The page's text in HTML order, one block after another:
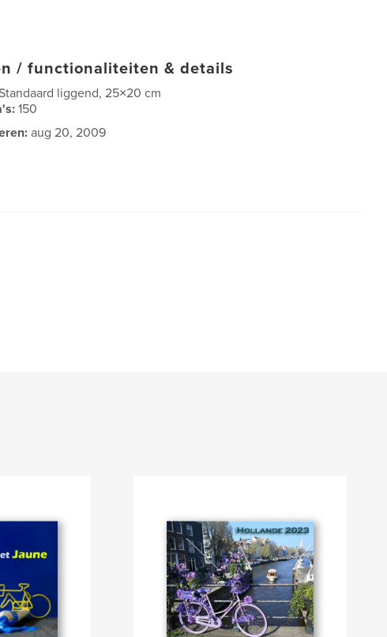
/ functionaliteiten & details
liggend, 25×20 cm
150
aug 20, 2009